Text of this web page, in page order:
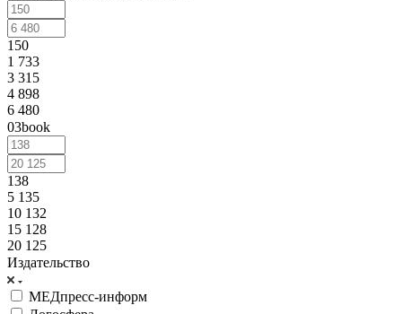
150
1 733
3 315
4 898
6 480
03book
138
5 135
10 132
15 128
20 125
Издательство
МЕДпресс-информ